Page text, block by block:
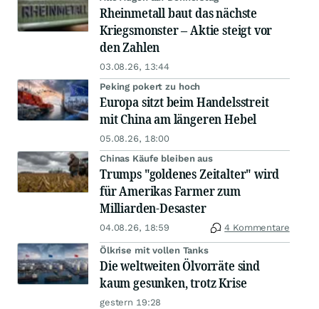
Rheinmetall baut das nächste
Kriegsmonster – Aktie steigt vor
den Zahlen
03.08.26, 13:44
Peking pokert zu hoch
Europa sitzt beim Handelsstreit
mit China am längeren Hebel
05.08.26, 18:00
Chinas Käufe bleiben aus
Trumps "goldenes Zeitalter" wird
für Amerikas Farmer zum
Milliarden-Desaster
04.08.26, 18:59 4 Kommentare
Ölkrise mit vollen Tanks
Die weltweiten Ölvorräte sind
kaum gesunken, trotz Krise
gestern 19:28